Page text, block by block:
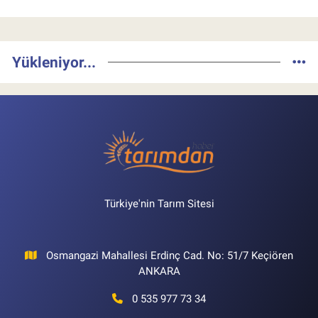
Yükleniyor...
Türkiye'nin Tarım Sitesi
Osmangazi Mahallesi Erdinç Cad. No: 51/7 Keçiören
ANKARA
0 535 977 73 34